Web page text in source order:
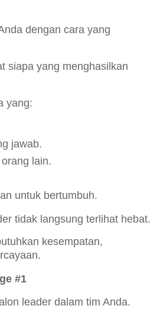
dengan cara yang
siapa yang menghasilkan
yang:
jawab.
lain.
untuk bertumbuh.
tidak langsung terlihat hebat.
kesempatan,
#1
leader dalam tim Anda.